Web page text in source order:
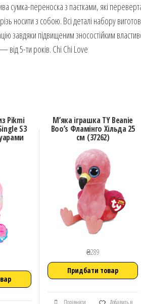
сумка-переноска з паєтками, які
носити з собою. Всі деталі набору
завдяки підвищеним зносостійким
від 5-ти років. Chi Chi Love
Pikmi
S3
М’яка іграшка TY Beanie
Boo’s Фламінго Хільда 25
см (37262)
₴289
Придбати товар